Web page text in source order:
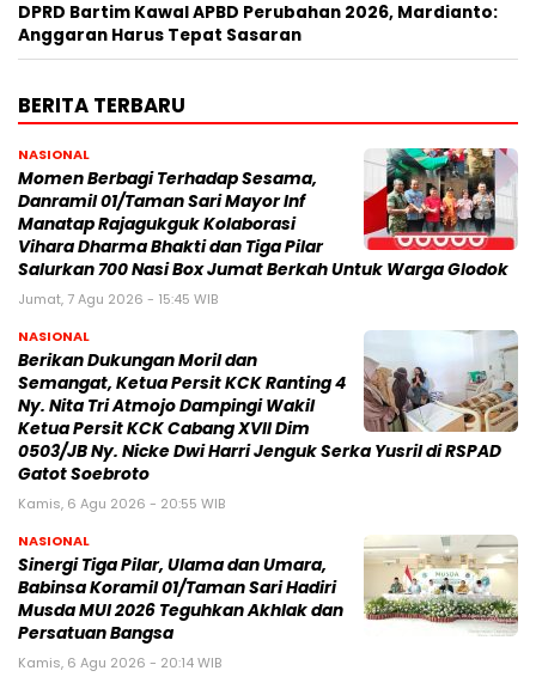
DPRD Bartim Kawal APBD Perubahan 2026, Mardianto:
Anggaran Harus Tepat Sasaran
BERITA TERBARU
NASIONAL
Momen Berbagi Terhadap Sesama,
Danramil 01/Taman Sari Mayor Inf
Manatap Rajagukguk Kolaborasi
Vihara Dharma Bhakti dan Tiga Pilar
Salurkan 700 Nasi Box Jumat Berkah Untuk Warga Glodok
Jumat, 7 Agu 2026 - 15:45 WIB
NASIONAL
Berikan Dukungan Moril dan
Semangat, Ketua Persit KCK Ranting 4
Ny. Nita Tri Atmojo Dampingi Wakil
Ketua Persit KCK Cabang XVII Dim
0503/JB Ny. Nicke Dwi Harri Jenguk Serka Yusril di RSPAD
Gatot Soebroto
Kamis, 6 Agu 2026 - 20:55 WIB
NASIONAL
Sinergi Tiga Pilar, Ulama dan Umara,
Babinsa Koramil 01/Taman Sari Hadiri
Musda MUI 2026 Teguhkan Akhlak dan
Persatuan Bangsa
Kamis, 6 Agu 2026 - 20:14 WIB